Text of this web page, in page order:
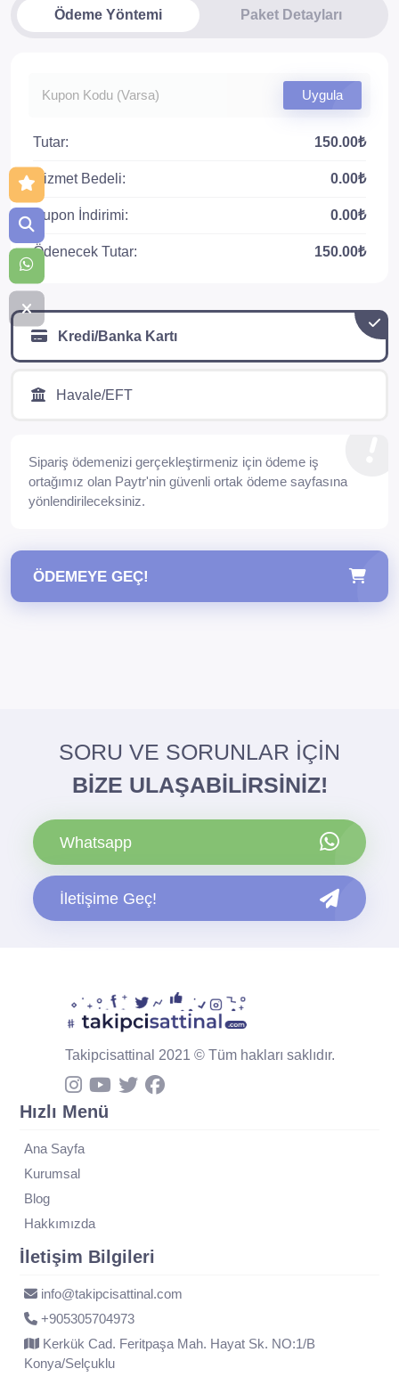
Ödeme Yöntemi Paket Detayları
Uygula
Tutar: 150.00₺
Hizmet Bedeli: 0.00₺
Kupon İndirimi: 0.00₺
Ödenecek Tutar: 150.00₺
Kredi/Banka Kartı
Havale/EFT
Sipariş ödemenizi gerçekleştirmeniz için ödeme iş
ortağımız olan Paytr'nin güvenli ortak ödeme sayfasına
yönlendirileceksiniz.
ÖDEMEYE GEÇ!
SORU VE SORUNLAR İÇİN
BİZE ULAŞABİLİRSİNİZ!
Whatsapp
İletişime Geç!
Takipcisattinal 2021 © Tüm hakları saklıdır.
Hızlı Menü
Ana Sayfa
Kurumsal
Blog
Hakkımızda
İletişim Bilgileri
info@takipcisattinal.com
+905305704973
Kerkük Cad. Feritpaşa Mah. Hayat Sk. NO:1/B
Konya/Selçuklu